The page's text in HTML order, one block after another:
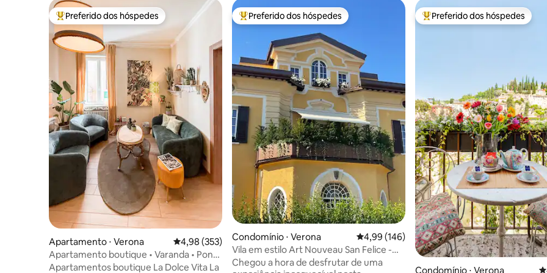
Entre os melhores preferidos dos hóspedes
Preferido dos hóspedes
Apartamento ⋅ Verona 4,98 de uma avaliação média de 5, 353 avaliações
4,98 (353)
Apartamento boutique • Varanda • Ponte
Pietra
Apartamentos boutique La Dolce Vita La
Entre os melhores preferidos dos hóspedes
Preferido dos hóspedes
Condomínio ⋅ Verona 4,99 de uma avaliação média de 5, 146
4,99 (146)
Vila em estilo Art Nouveau San Felice -
Ponte Pietra
Chegou a hora de desfrutar de uma
Entre os melhores preferidos
Preferido dos hóspedes
Condomínio ⋅ Verona